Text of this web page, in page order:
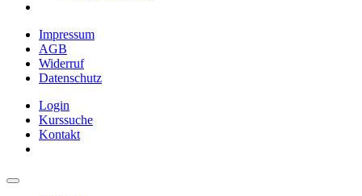
Impressum
AGB
Widerruf
Datenschutz
Login
Kurssuche
Kontakt